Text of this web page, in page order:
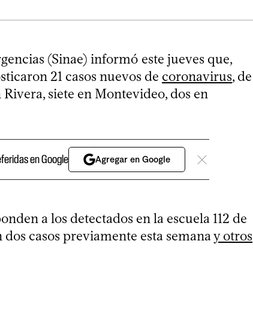
(Sinae) informó este jueves que,
21 casos nuevos de coronavirus, de
Rivera, siete en Montevideo, dos en
en Google Agregar en Google
a los detectados en la escuela 112 de
casos previamente esta semanay otros